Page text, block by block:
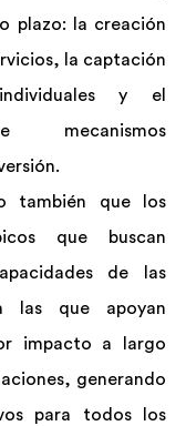
plazo: la creación
la captación
y el
mecanismos
también que los
que buscan
de las
las que apoyan
impacto a largo
generando
para todos los